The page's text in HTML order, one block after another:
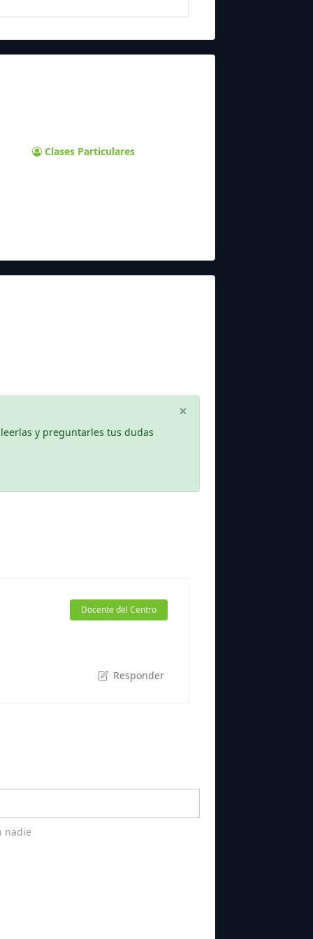
Clases Particulares
×
y preguntarles tus dudas
Docente del Centro
Responder
nadie